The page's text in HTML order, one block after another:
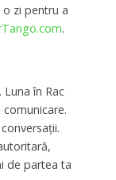
zi pentru a
.
în Rac
de partea ta